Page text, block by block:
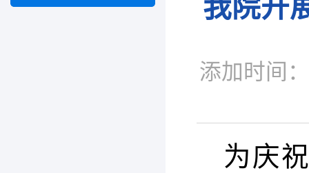
我院开
添加时间
为庆